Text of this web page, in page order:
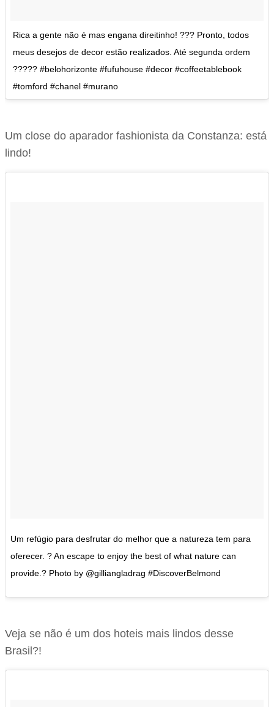
Rica a gente não é mas engana direitinho! ??? Pronto, todos
meus desejos de decor estão realizados. Até segunda ordem
????? #belohorizonte #fufuhouse #decor #coffeetablebook
#tomford #chanel #murano
Um close do aparador fashionista da Constanza: está
lindo!
Um refúgio para desfrutar do melhor que a natureza tem para
oferecer. ? An escape to enjoy the best of what nature can
provide.? Photo by @gilliangladrag #DiscoverBelmond
Veja se não é um dos hoteis mais lindos desse
Brasil?!